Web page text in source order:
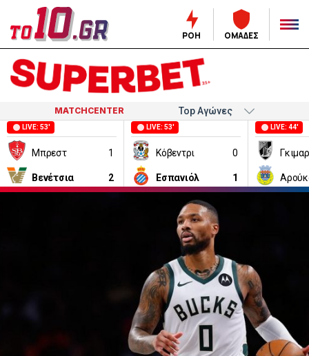
ΡΟΗ ΟΜΑΔΕΣ
MATCHCENTER
LIVE: 53'
Μπρεστ 1
Βενέτσια 2
LIVE: 53'
Κόβεντρι 0
Εσπανιόλ 1
LIVE: 44'